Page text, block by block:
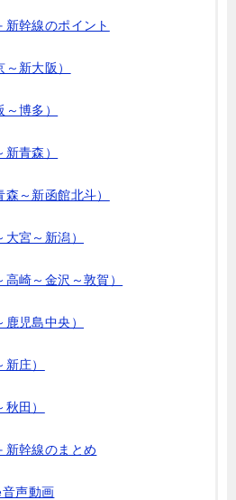
幹線のポイント
新大阪）
博多）
青森）
～新函館北斗）
大宮～新潟）
崎～金沢～敦賀）
児島中央）
庄）
田）
新幹線のまとめ
声動画